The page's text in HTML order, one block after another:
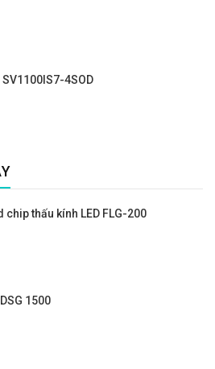
SV1100IS7-4SOD
chip thấu kính LED FLG-200
1500